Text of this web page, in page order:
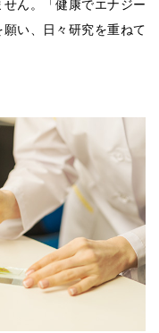
ん。「健康でエナジー
い、日々研究を重ねて